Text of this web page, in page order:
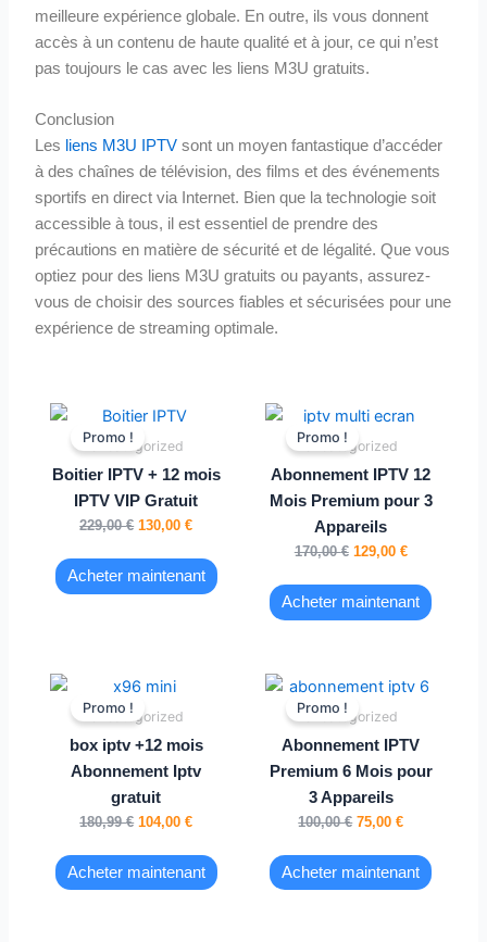
meilleure expérience globale. En outre, ils vous donnent
accès à un contenu de haute qualité et à jour, ce qui n’est
pas toujours le cas avec les liens M3U gratuits.
Conclusion
Les liens M3U IPTV sont un moyen fantastique d’accéder
à des chaînes de télévision, des films et des événements
sportifs en direct via Internet. Bien que la technologie soit
accessible à tous, il est essentiel de prendre des
précautions en matière de sécurité et de légalité. Que vous
optiez pour des liens M3U gratuits ou payants, assurez-
vous de choisir des sources fiables et sécurisées pour une
expérience de streaming optimale.
Promo !
Uncategorized
Boitier IPTV + 12 mois
IPTV VIP Gratuit
229,00€
Le
initial
était :
229,00 €.
130,00€
est :
130,00 €.
Acheter maintenant
Promo !
Uncategorized
Abonnement IPTV 12
Mois Premium pour 3
Appareils
170,00€
Le
initial
était :
170,00 €.
129,00 €
Le
est :
129,00 €.
Acheter maintenant
Promo !
Uncategorized
box iptv +12 mois
Abonnement Iptv
gratuit
180,99€
Le
initial
était :
180,99 €.
104,00€
est :
104,00 €.
Acheter maintenant
Promo !
Uncategorized
Abonnement IPTV
Premium 6 Mois pour
3 Appareils
100,00€
Le
initial
était :
100,00 €.
75,00€
Le
est :
75,00 €.
Acheter maintenant